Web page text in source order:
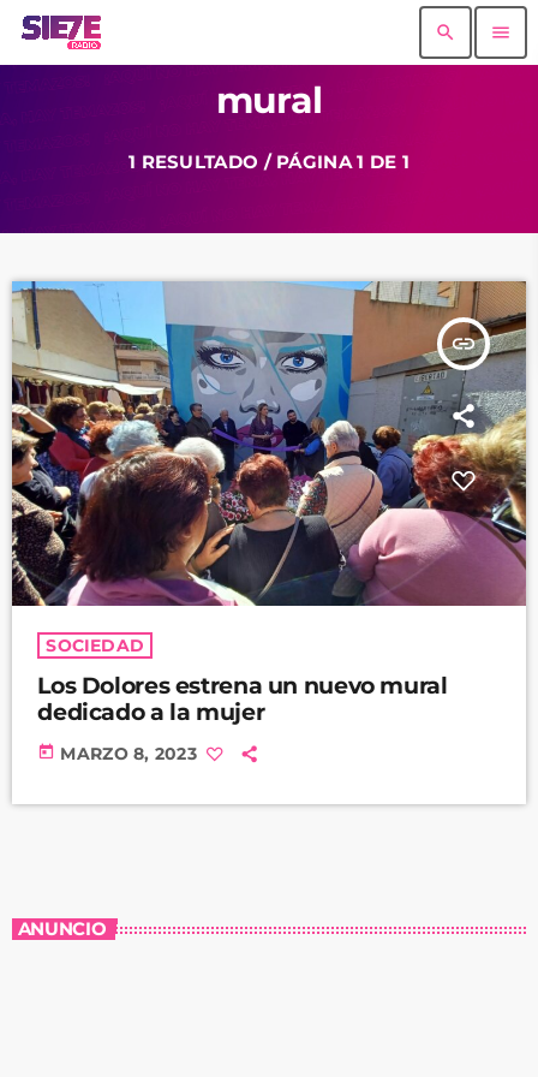
search menu
mural
1 RESULTADO / PÁGINA 1 DE 1
insert_link
SOCIEDAD
Los Dolores estrena un nuevo mural
dedicado a la mujer
today MARZO 8, 2023
ANUNCIO